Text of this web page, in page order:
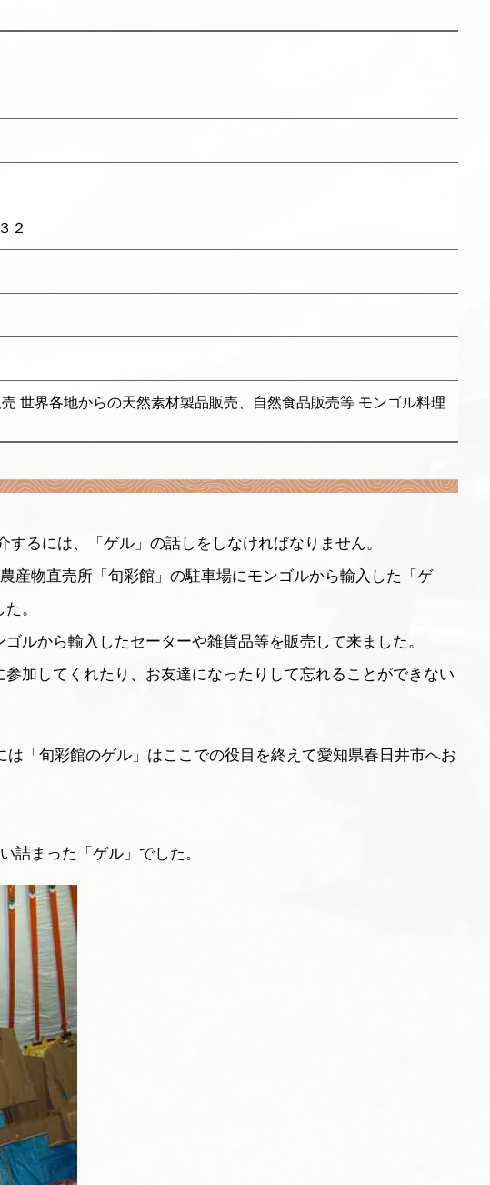
２
世界各地からの天然素材製品販売、自然食品販売等 モンゴル料理
るには、「ゲル」の話しをしなければなりません。
産物直売所「旬彩館」の駐車場にモンゴルから輸入した「ゲ
。
ルから輸入したセーターや雑貨品等を販売して来ました。
加してくれたり、お友達になったりして忘れることができない
「旬彩館のゲル」はここでの役目を終えて愛知県春日井市へお
詰まった「ゲル」でした。